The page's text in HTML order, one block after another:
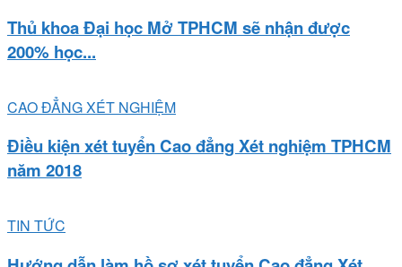
Thủ khoa Đại học Mở TPHCM sẽ nhận được
200% học...
CAO ĐẲNG XÉT NGHIỆM
Điều kiện xét tuyển Cao đẳng Xét nghiệm TPHCM
năm 2018
TIN TỨC